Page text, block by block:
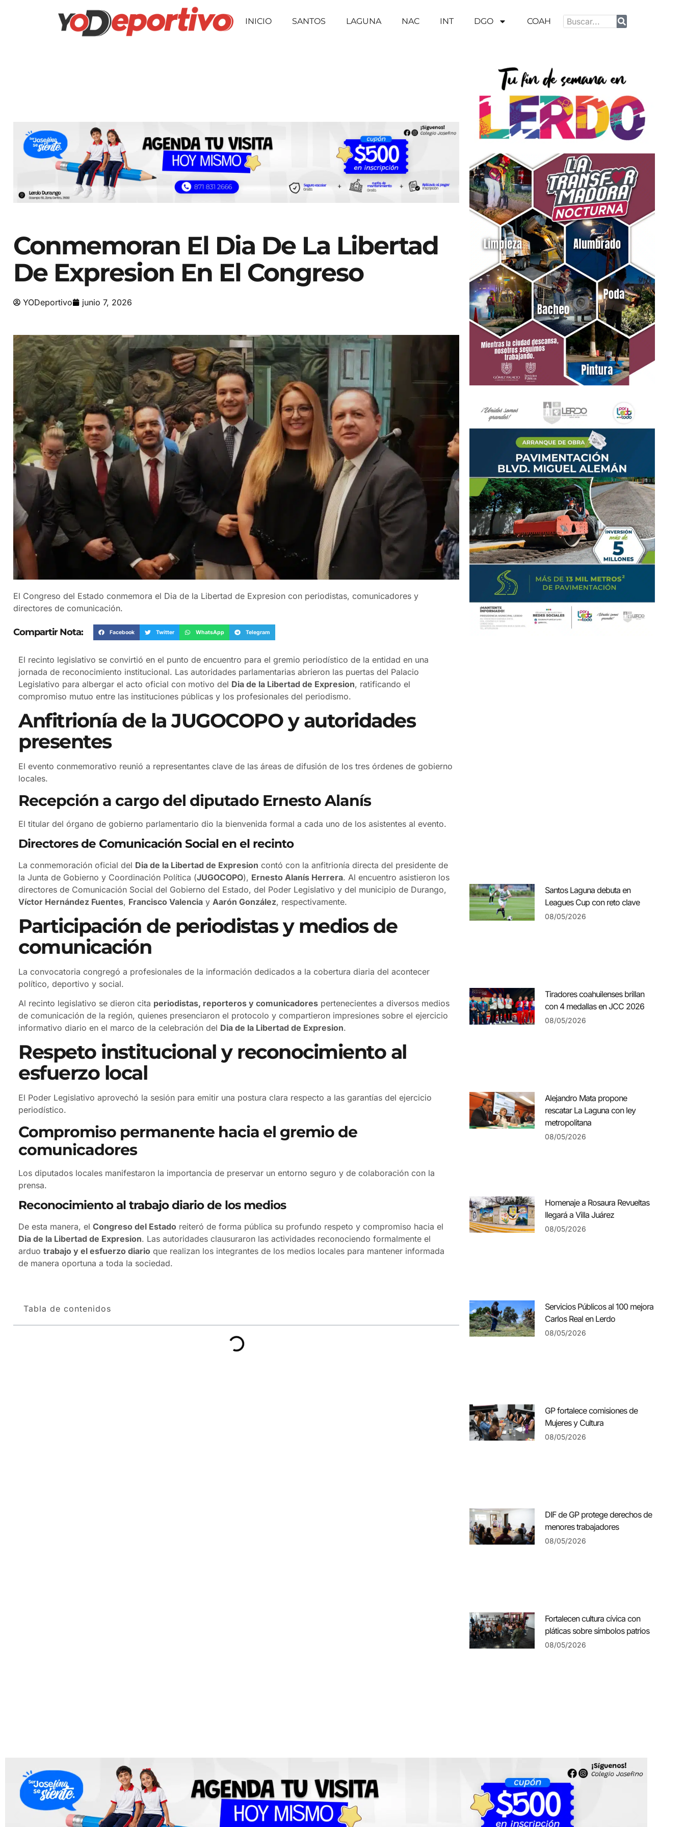
INICIO SANTOS LAGUNA NAC INT DGO COAH
Conmemoran El Dia De La Libertad
De Expresion En El Congreso
YODeportivo junio 7, 2026
El Congreso del Estado conmemora el Dia de la Libertad de Expresion con periodistas, comunicadores y
directores de comunicación.
Compartir Nota: Facebook Twitter WhatsApp Telegram
El recinto legislativo se convirtió en el punto de encuentro para el gremio periodístico de la entidad en una
jornada de reconocimiento institucional. Las autoridades parlamentarias abrieron las puertas del Palacio
Legislativo para albergar el acto oficial con motivo del Dia de la Libertad de Expresion, ratificando el
compromiso mutuo entre las instituciones públicas y los profesionales del periodismo.
Anfitrionía de la JUGOCOPO y autoridades
presentes
El evento conmemorativo reunió a representantes clave de las áreas de difusión de los tres órdenes de gobierno
locales.
Recepción a cargo del diputado Ernesto Alanís
El titular del órgano de gobierno parlamentario dio la bienvenida formal a cada uno de los asistentes al evento.
Directores de Comunicación Social en el recinto
La conmemoración oficial del Dia de la Libertad de Expresion contó con la anfitrionía directa del presidente de
la Junta de Gobierno y Coordinación Política (JUGOCOPO), Ernesto Alanís Herrera. Al encuentro asistieron los
directores de Comunicación Social del Gobierno del Estado, del Poder Legislativo y del municipio de Durango,
Víctor Hernández Fuentes, Francisco Valencia y Aarón González, respectivamente.
Participación de periodistas y medios de
comunicación
La convocatoria congregó a profesionales de la información dedicados a la cobertura diaria del acontecer
político, deportivo y social.
Al recinto legislativo se dieron cita periodistas, reporteros y comunicadores pertenecientes a diversos medios
de comunicación de la región, quienes presenciaron el protocolo y compartieron impresiones sobre el ejercicio
informativo diario en el marco de la celebración del Dia de la Libertad de Expresion.
Respeto institucional y reconocimiento al
esfuerzo local
El Poder Legislativo aprovechó la sesión para emitir una postura clara respecto a las garantías del ejercicio
periodístico.
Compromiso permanente hacia el gremio de
comunicadores
Los diputados locales manifestaron la importancia de preservar un entorno seguro y de colaboración con la
prensa.
Reconocimiento al trabajo diario de los medios
De esta manera, el Congreso del Estado reiteró de forma pública su profundo respeto y compromiso hacia el
Dia de la Libertad de Expresion. Las autoridades clausuraron las actividades reconociendo formalmente el
arduo trabajo y el esfuerzo diario que realizan los integrantes de los medios locales para mantener informada
de manera oportuna a toda la sociedad.
Tabla de contenidos
Santos Laguna debuta en
Leagues Cup con reto clave
08/05/2026
Tiradores coahuilenses brillan
con 4 medallas en JCC 2026
08/05/2026
Alejandro Mata propone
rescatar La Laguna con ley
metropolitana
08/05/2026
Homenaje a Rosaura Revueltas
llegará a Villa Juárez
08/05/2026
Servicios Públicos al 100 mejora
Carlos Real en Lerdo
08/05/2026
GP fortalece comisiones de
Mujeres y Cultura
08/05/2026
DIF de GP protege derechos de
menores trabajadores
08/05/2026
Fortalecen cultura cívica con
pláticas sobre símbolos patrios
08/05/2026